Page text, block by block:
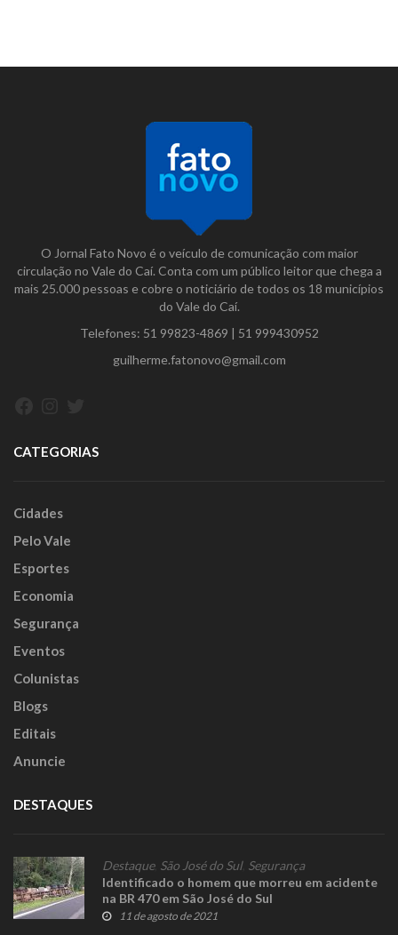
O Jornal Fato Novo é o veículo de comunicação com maior
circulação no Vale do Caí. Conta com um público leitor que chega a
mais 25.000 pessoas e cobre o noticiário de todos os 18 municípios
do Vale do Caí.
Telefones: 51 99823-4869 | 51 999430952
guilherme.fatonovo@gmail.com
CATEGORIAS
Cidades
Pelo Vale
Esportes
Economia
Segurança
Eventos
Colunistas
Blogs
Editais
Anuncie
DESTAQUES
Destaque, São José do Sul, Segurança
Identificado o homem que morreu em acidente
na BR 470 em São José do Sul
11 de agosto de 2021